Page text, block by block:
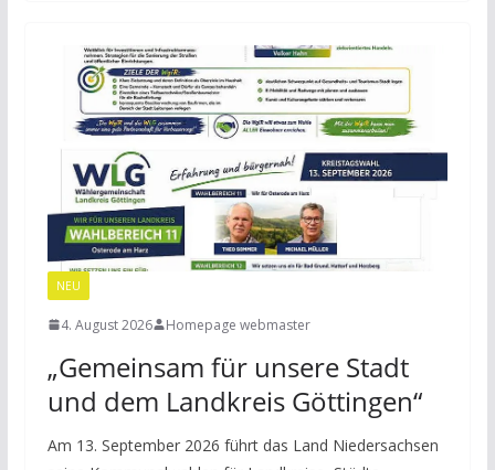
NEU
4. August 2026 Homepage webmaster
„Gemeinsam für unsere Stadt
und dem Landkreis Göttingen“
Am 13. September 2026 führt das Land Niedersachsen